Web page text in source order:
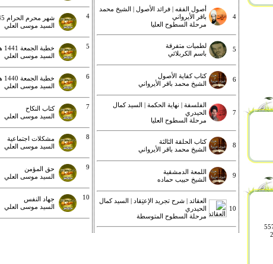
4
أصول الفقه | فرائد الأصول | الشيخ محمد
باقر الأيرواني
مرحلة السطوح العليا
5
لطميات متفرقة
باسم الكربلائي
6
كتاب كفاية الأصول
الشيخ محمد باقر الأيرواني
7
الفلسفة | نهاية الحكمة | السيد كمال
الحيدري
مرحلة السطوح العليا
8
كتاب الحلقة الثالثة
الشيخ محمد باقر الأيرواني
9
اللمعة الدمشقية
الشيخ حبيب حماده
10
العقائد | شرح تجريد الإعتِقاد | السيد كمال
الحيدري
مرحلة السطوح المتوسطة
4
شهر محرم الحرام 1445 هـ
السيد موسى العلي
5
خطبة الجمعة 1441 هـ
السيد موسى العلي
6
خطبة الجمعة 1440 هـ
السيد موسى العلي
7
كتاب النكاح
السيد موسى العلي
8
مشكلات اجتماعية
السيد موسى العلي
9
حق المؤمن
السيد موسى العلي
10
جهاد النفس
السيد موسى العلي